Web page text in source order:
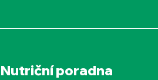
Nutriční poradna